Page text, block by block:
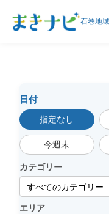
石巻地
日付
指定なし
今週末
カテゴリー
エリア